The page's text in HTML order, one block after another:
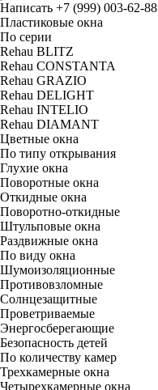
Написать +7 (999) 003-62-88
Пластиковые окна
По серии
Rehau BLITZ
Rehau CONSTANTA
Rehau GRAZIO
Rehau DELIGHT
Rehau INTELIO
Rehau DIAMANT
Цветные окна
По типу открывания
Глухие окна
Поворотные окна
Откидные окна
Поворотно-откидные
Штульповые окна
Раздвижные окна
По виду окна
Шумоизоляционные
Противовзломные
Солнцезащитные
Проветриваемые
Энергосберегающие
Безопасность детей
По количеству камер
Трехкамерные окна
Четырехкамерные окна